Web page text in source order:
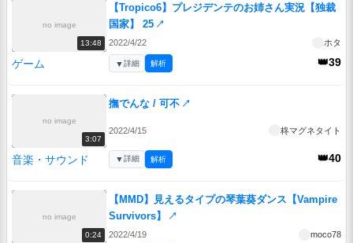
no image
13:48
【Tropico6】プレジデンテのお姉さん実況【独裁
国家】 25 ↗
2022/4/22 ホタ
ゲーム 👑39
▼詳細 解析
no image
3:07
撫でんな / 可不 ↗
2022/4/15 柊マグネタイト
音楽・サウンド 👑40
▼詳細 解析
no image
0:24
【MMD】見えるタイプの琴葉葵ダンス【Vampire
Survivors】
↗
2022/4/19 moco78